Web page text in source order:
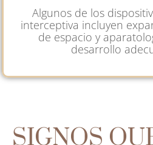
Algunos de los
interceptiva incluyen
de espacio y
desarrollo
SIGNOS